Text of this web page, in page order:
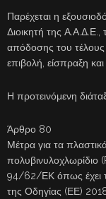
Παρέχεται η
Διοικητή της
απόδοσης του τέλους
επιβολή, είσπραξη
Η προτεινόμενη
Άρθρο 80
Μέτρα για τα
πολυβινυλοχλωρίδιο
94/62/ΕΚ όπως έχει
της Οδηγίας (ΕΕ)